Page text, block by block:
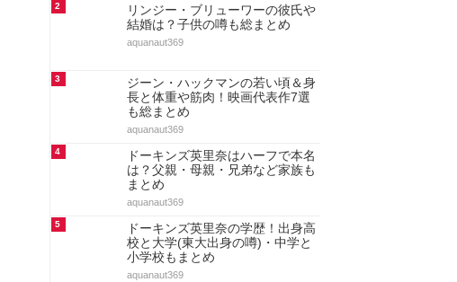
2
リンジー・ブリューワーの彼氏や
結婚は？子供の噂も総まとめ
aquanaut369
3
ジーン・ハックマンの若い頃＆身
長と体重や筋肉！映画代表作7選
も総まとめ
aquanaut369
4
ドーキンズ英里奈はハーフで本名
は？父親・母親・兄弟など家族も
まとめ
aquanaut369
5
ドーキンズ英里奈の学歴！出身高
校と大学(東大出身の噂)・中学と
小学校もまとめ
aquanaut369